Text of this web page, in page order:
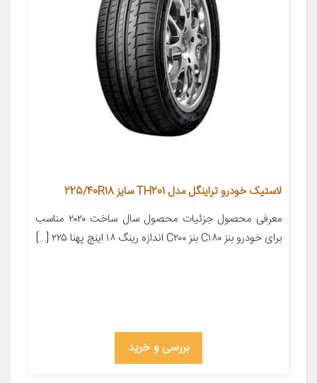
لاستیک خودرو تراینگل مدل TH201 سایز 225/40R18
معرفی محصول جزئیات محصول سال ساخت ۲۰۲۰ مناسب
برای خودرو بنز C۱۸۰ بنز C۲۰۰ اندازه رینگ ۱۸ اینچ پهنا ۲۲۵ […]
بررسی و خرید